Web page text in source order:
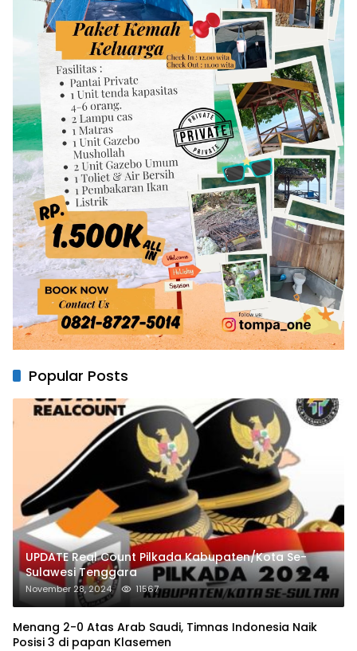
Popular Posts
UPDATE Real Count Pilkada Kabupaten/Kota Se-
Sulawesi Tenggara
November 28, 2024 11567
Menang 2-0 Atas Arab Saudi, Timnas Indonesia Naik
Posisi 3 di papan Klasemen